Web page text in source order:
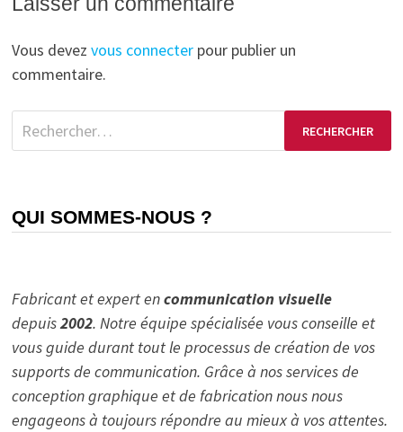
Vous devezvous connecter pour publier un
commentaire.
QUI SOMMES-NOUS ?
Fabricant et expert encommunication visuelle
depuis2002. Notre équipe spécialisée vous conseille et
vous guide durant tout le processus de création de vos
supports de communication. Grâce à nos services de
conception graphique et de fabrication nous nous
engageons à toujours répondre au mieux à vos attentes.